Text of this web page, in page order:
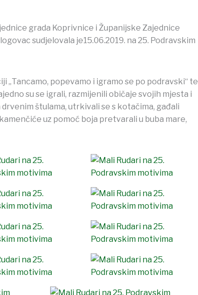
grada Koprivnice i Županijske Zajednice
sudjelovala je15.06.2019. na 25. Podravskim
„Tancamo, popevamo i igramo se po podravski“ te
su se igrali, razmijenili običaje svojih mjesta i
štulama, utrkivali se s kotačima, gađali
uz pomoć boja pretvarali u buba mare,